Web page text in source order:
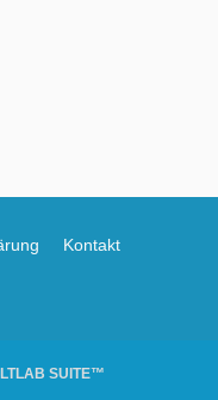
Kontakt
SUITE™